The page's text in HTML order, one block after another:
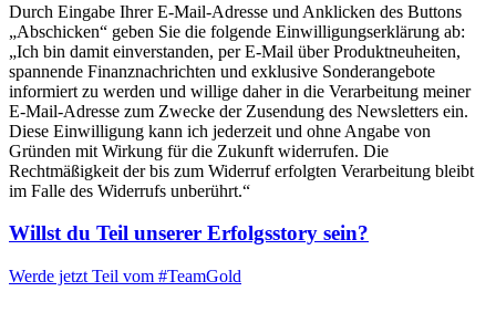
Durch Eingabe Ihrer E-Mail-Adresse und Anklicken des Buttons
„Abschicken“ geben Sie die folgende Einwilligungserklärung ab:
„Ich bin damit einverstanden, per E-Mail über Produktneuheiten,
spannende Finanznachrichten und exklusive Sonderangebote
informiert zu werden und willige daher in die Verarbeitung meiner
E-Mail-Adresse zum Zwecke der Zusendung des Newsletters ein.
Diese Einwilligung kann ich jederzeit und ohne Angabe von
Gründen mit Wirkung für die Zukunft widerrufen. Die
Rechtmäßigkeit der bis zum Widerruf erfolgten Verarbeitung bleibt
im Falle des Widerrufs unberührt.“
Willst du Teil unserer Erfolgsstory sein?
Werde jetzt Teil vom #TeamGold